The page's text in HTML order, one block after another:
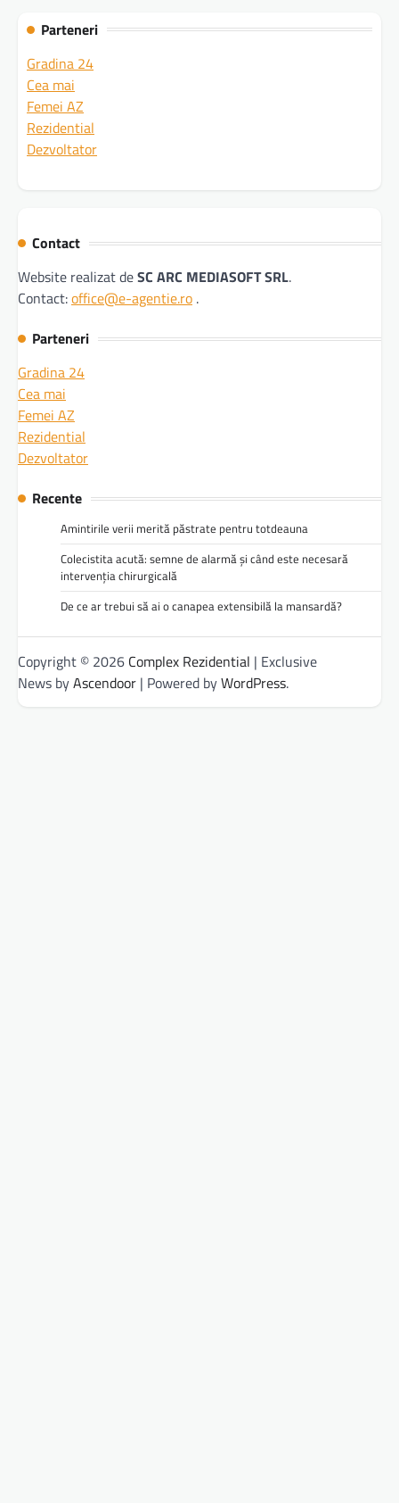
Parteneri
Gradina 24
Cea mai
Femei AZ
Rezidential
Dezvoltator
Contact
Website realizat deSC ARC MEDIASOFT SRL.
Contact:office@e-agentie.ro .
Parteneri
Gradina 24
Cea mai
Femei AZ
Rezidential
Dezvoltator
Recente
Amintirile verii merită păstrate pentru totdeauna
Colecistita acută: semne de alarmă și când este necesară
intervenția chirurgicală
De ce ar trebui să ai o canapea extensibilă la mansardă?
Copyright © 2026 Complex Rezidential | Exclusive
News byAscendoor | Powered byWordPress.